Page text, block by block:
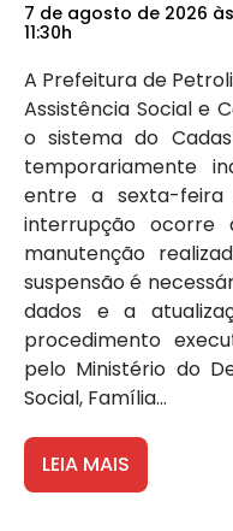
7 de agosto de 2026 às
11:30h
A Prefeitura de
Assistência Social e
o sistema do
temporariamente
entre a sexta-
interrupção ocorre
manutenção
suspensão é
dados e a
procedimento
pelo Ministério do
Social, Família...
LEIA MAIS